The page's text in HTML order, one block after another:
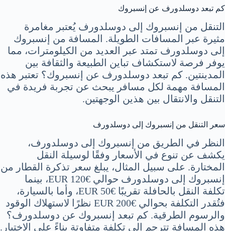
كم تبعد دوسلدورف عن إنسبروك
التنقل من إنسبروك إلى دوسلدورف يُعتبر مغامرة
مثيرة عبر المسافات الطويلة. المسافة من إنسبروك
إلى دوسلدورف تمتد عبر العديد من الكيلومترات، مما
يوفر فرصة لاستكشاف تباين الطبيعة والثقافة بين
المدينتين. كم تبعد دوسلدورف عن إنسبروك؟ تعتبر هذه
المسافة مهمة لكل مسافر يبحث عن تجربة فريدة في
التنقل والانتقال بين هذين الوجهتين.
سعر التنقل من إنسبروك إلى دوسلدورف
النظر في الطريق من إنسبروك إلى دوسلدورف،
يكشف عن تنوع في الأسعار وفقًا لوسيلة النقل
المختارة. على سبيل المثال، يبلغ سعر تذكرة القطار من
إنسبروك إلى دوسلدورف حوالي €120 EUR، بينما
تكلفة النقل بالحافلة تقريبًا €50 EUR، وأما بالسيارة،
فتُقدر التكلفة بحوالي €200 EUR نظرًا لاستهلاك الوقود
والرسوم الطرقية. كم تبعد إنسبروك عن دوسلدورف؟
هذه المسافة تترجم إلى تكلفة متفاوتة بناءً على الاختيار.